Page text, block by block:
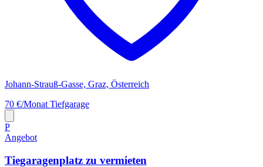
Johann-Strauß-Gasse, Graz, Österreich
70 €/Monat Tiefgarage
P
Angebot
Tiegaragenplatz zu vermieten